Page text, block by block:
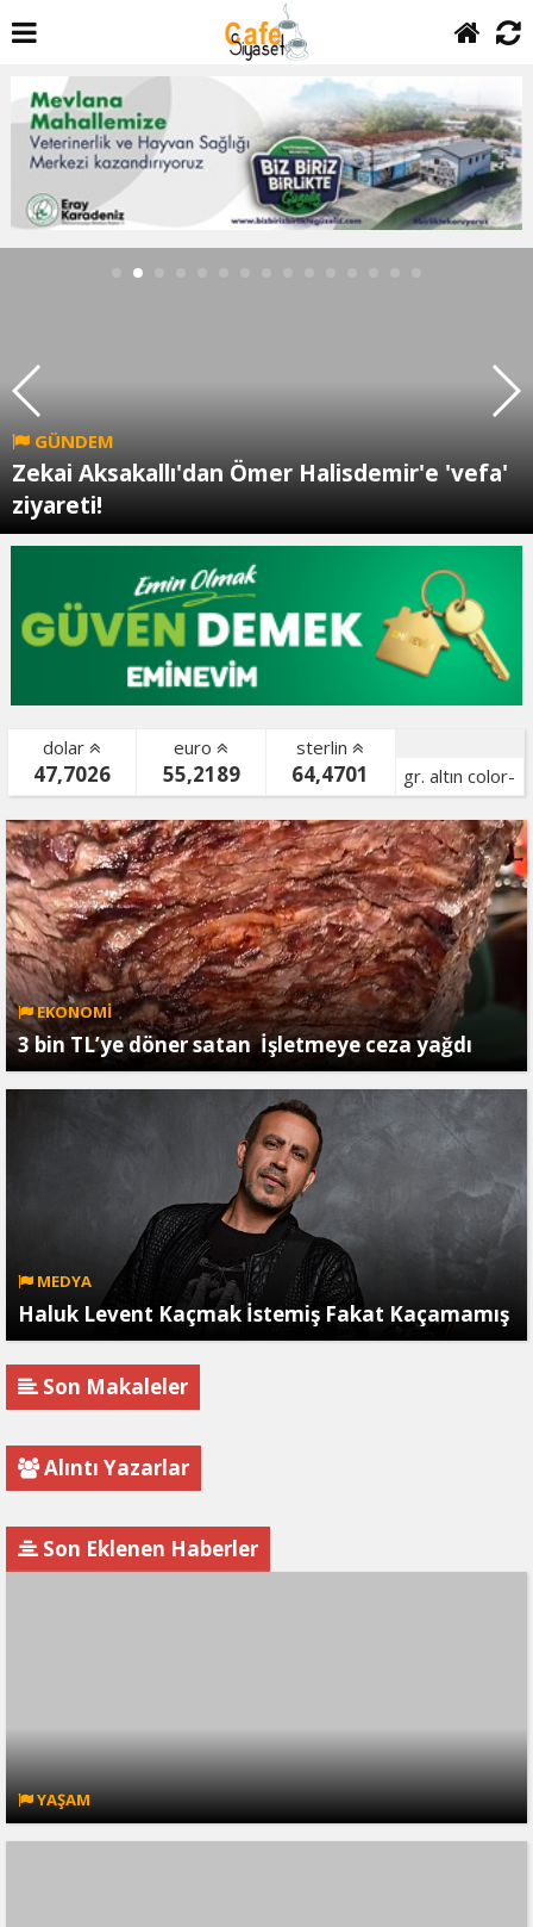
GÜNDEM
Zekai Aksakallı'dan Ömer Halisdemir'e 'vefa'
ziyareti!
dolar
47,7026
euro
55,2189
sterlin
64,4701
gr. altın color-
bist color-
EKONOMİ
3 bin TL’ye döner satan İşletmeye ceza yağdı
MEDYA
Haluk Levent Kaçmak İstemiş Fakat Kaçamamış
Son Makaleler
Alıntı Yazarlar
Son Eklenen Haberler
YAŞAM